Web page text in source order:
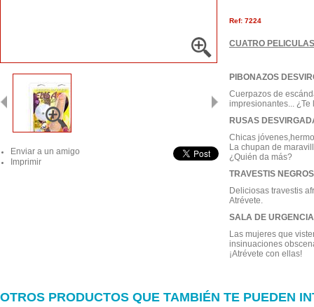
Enviar a un amigo
Imprimir
Ref: 7224
CUATRO
PIBONAZOS
Cuerpazos de
impresionantes... ¿Te
RUSAS
Chicas
La chupan de
¿Quién da más?
TRAVESTIS
Deliciosas travestis
Atrévete.
SALA DE
Las mujeres que
insinuaciones
¡Atrévete con ellas!
OTROS PRODUCTOS QUE TAMBIÉN TE PUEDEN